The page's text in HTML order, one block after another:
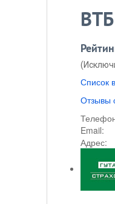
Список
Отзывы
Email:
Адрес: